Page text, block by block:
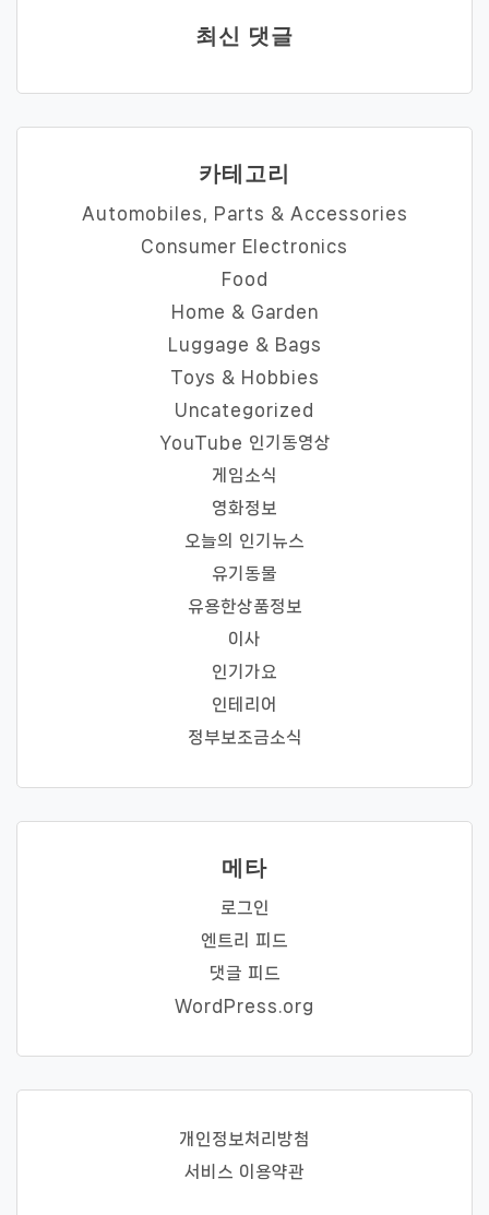
최신 댓글
카테고리
Automobiles, Parts & Accessories
Consumer Electronics
Food
Home & Garden
Luggage & Bags
Toys & Hobbies
Uncategorized
YouTube 인기동영상
게임소식
영화정보
오늘의 인기뉴스
유기동물
유용한상품정보
이사
인기가요
인테리어
정부보조금소식
메타
로그인
엔트리 피드
댓글 피드
WordPress.org
개인정보처리방첨
서비스 이용약관